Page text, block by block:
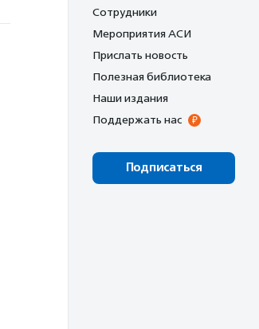
Сотрудники
Мероприятия АСИ
Прислать новость
Полезная библиотека
Наши издания
Поддержать нас
Подписаться